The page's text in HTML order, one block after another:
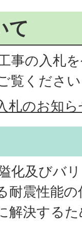
て
事の入札
覧くださ
札のお知
化及びバ
耐震性能
解決する